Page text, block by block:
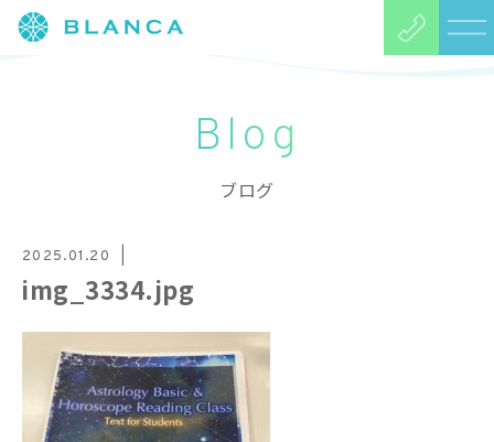
Blog
ブログ
2025.01.20
img_3334.jpg